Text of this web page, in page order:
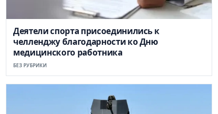
Деятели спорта присоединились к
челленджу благодарности ко Дню
медицинского работника
БЕЗ РУБРИКИ